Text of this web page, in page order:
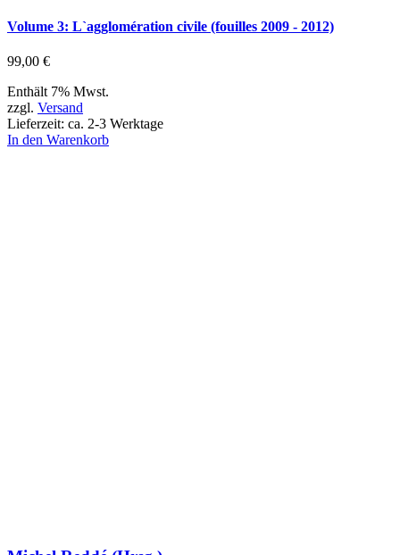
Volume 3: L`agglomération civile (fouilles 2009 - 2012)
99,00 €
Enthält 7% Mwst.
zzgl. Versand
Lieferzeit: ca. 2-3 Werktage
In den Warenkorb